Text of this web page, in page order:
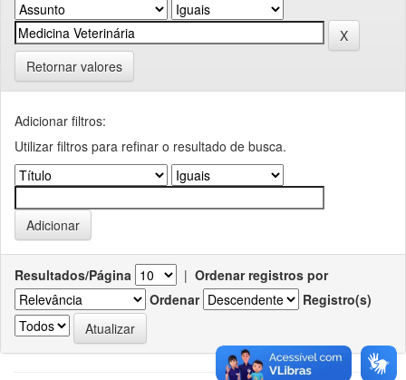
Retornar valores
Adicionar filtros:
Utilizar filtros para refinar o resultado de busca.
Resultados/Página | Ordenar registros por
Ordenar
Registro(s)